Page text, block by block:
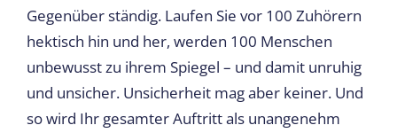
Gegenüber ständig. Laufen Sie vor 100 Zuhörern
hektisch hin und her, werden 100 Menschen
unbewusst zu ihrem Spiegel – und damit unruhig
und unsicher. Unsicherheit mag aber keiner. Und
so wird Ihr gesamter Auftritt als unangenehm